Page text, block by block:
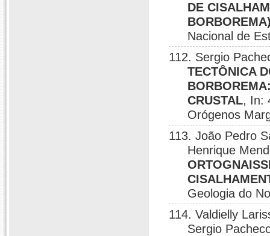
DE
Nacional de
112. Sergio
TECTÔNICA
CRUSTAL, In:
Orógenos
113. João Pedro
Henrique
Geologia do
114. Valdielly
Sergio